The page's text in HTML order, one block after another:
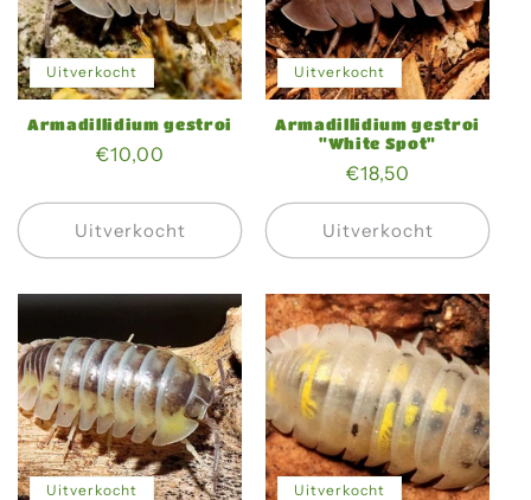
Uitverkocht
Armadillidium gestroi
Normale
€10,00
Uitverkocht
Uitverkocht
Armadillidium gestroi
"White Spot"
Normale
prijs
€18,50
Uitverkocht
Uitverkocht Uitverkocht